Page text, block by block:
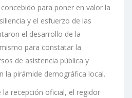
para poner en valor la
y el esfuerzo de las
el desarrollo de la
para constatar la
de asistencia pública y
la pirámide demográfica local.
recepción oficial, el regidor